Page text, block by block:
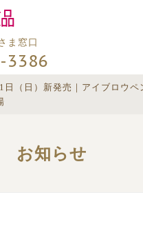
ま窓口
3386
日（日）新発売｜アイブロウペ
お知らせ